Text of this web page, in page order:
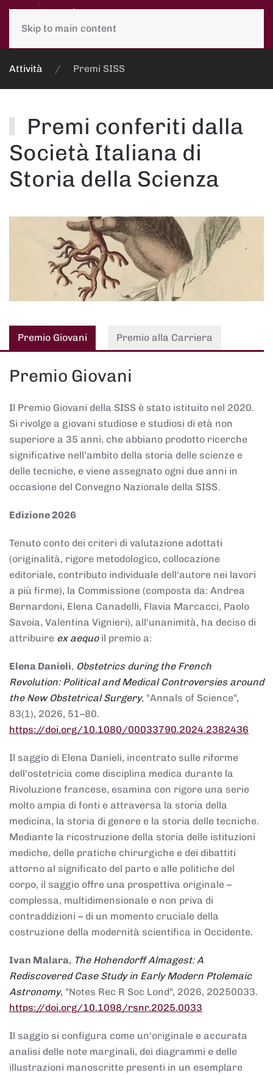
Skip to main content
Attività Premi SISS
Premi conferiti dalla
Società Italiana di
Storia della Scienza
Premio Giovani Premio alla Carriera
Premio Giovani
Il Premio Giovani della SISS è stato istituito nel 2020.
Si rivolge a giovani studiose e studiosi di età non
superiore a 35 anni, che abbiano prodotto ricerche
significative nell’ambito della storia delle scienze e
delle tecniche, e viene assegnato ogni due anni in
occasione del Convegno Nazionale della SISS.
Edizione 2026
Tenuto conto dei criteri di valutazione adottati
(originalità, rigore metodologico, collocazione
editoriale, contributo individuale dell'autore nei lavori
a più firme), la Commissione (composta da: Andrea
Bernardoni, Elena Canadelli, Flavia Marcacci, Paolo
Savoia, Valentina Vignieri), all'unanimità, ha deciso di
attribuire ex aequoil premio a:
Elena Danieli, Obstetrics during the French
Revolution: Political and Medical Controversies around
the New Obstetrical Surgery, "Annals of Science",
83(1), 2026, 51–80.
https://doi.org/10.1080/00033790.2024.2382436
Il saggio di Elena Danieli, incentrato sulle riforme
dell'ostetricia come disciplina medica durante la
Rivoluzione francese, esamina con rigore una serie
molto ampia di fonti e attraversa la storia della
medicina, la storia di genere e la storia delle tecniche.
Mediante la ricostruzione della storia delle istituzioni
mediche, delle pratiche chirurgiche e dei dibattiti
attorno al significato del parto e alle politiche del
corpo, il saggio offre una prospettiva originale –
complessa, multidimensionale e non priva di
contraddizioni – di un momento cruciale della
costruzione della modernità scientifica in Occidente.
Ivan Malara, The Hohendorff Almagest: A
Rediscovered Case Study in Early Modern Ptolemaic
Astronomy, "Notes Rec R Soc Lond", 2026, 20250033.
https://doi.org/10.1098/rsnr.2025.0033
Il saggio si configura come un'originale e accurata
analisi delle note marginali, dei diagrammi e delle
illustrazioni manoscritte presenti in un esemplare